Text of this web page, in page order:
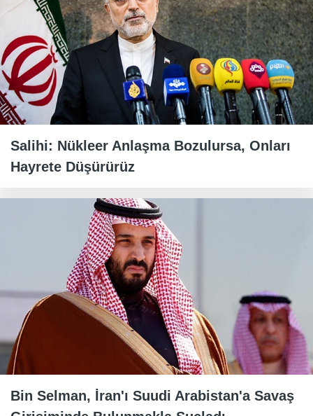
Salihi: Nükleer Anlaşma Bozulursa, Onları
Hayrete Düşürürüz
Bin Selman, İran'ı Suudi Arabistan'a Savaş